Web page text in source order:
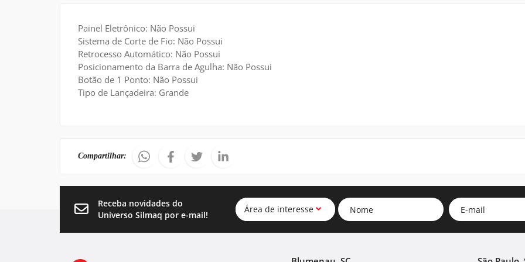
Painel Eletrônico: Não Possui
Sistema de Corte de Fio: Não Possui
Retrocesso Automático: Não Possui
Posicionamento da Barra de Agulha: Não Possui
Botão de 1 Ponto: Não Possui
Tipo de Lançadeira: Grande
Compartilhar:
Receba novidades do
Universo Silmaq por e-mail!
Área de interesse